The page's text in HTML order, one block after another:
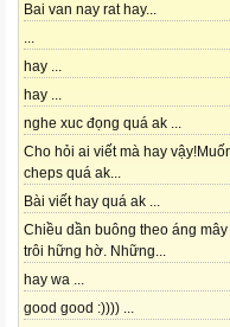
Bai van nay rat hay...
...
hay ...
hay ...
nghe xuc đọng quá ak ...
Cho hỏi ai viết mà hay
cheps quá ak...
Bài viết hay quá ak ...
Chiều dần buông theo áng mây
trôi hững hờ. Những...
hay wa ...
good good :)))) ...